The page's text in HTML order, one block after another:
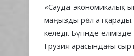
«Сауда-экономикалық
маңызды рөл атқарады.
келеді. Бүгінде
Грузия арасындағы